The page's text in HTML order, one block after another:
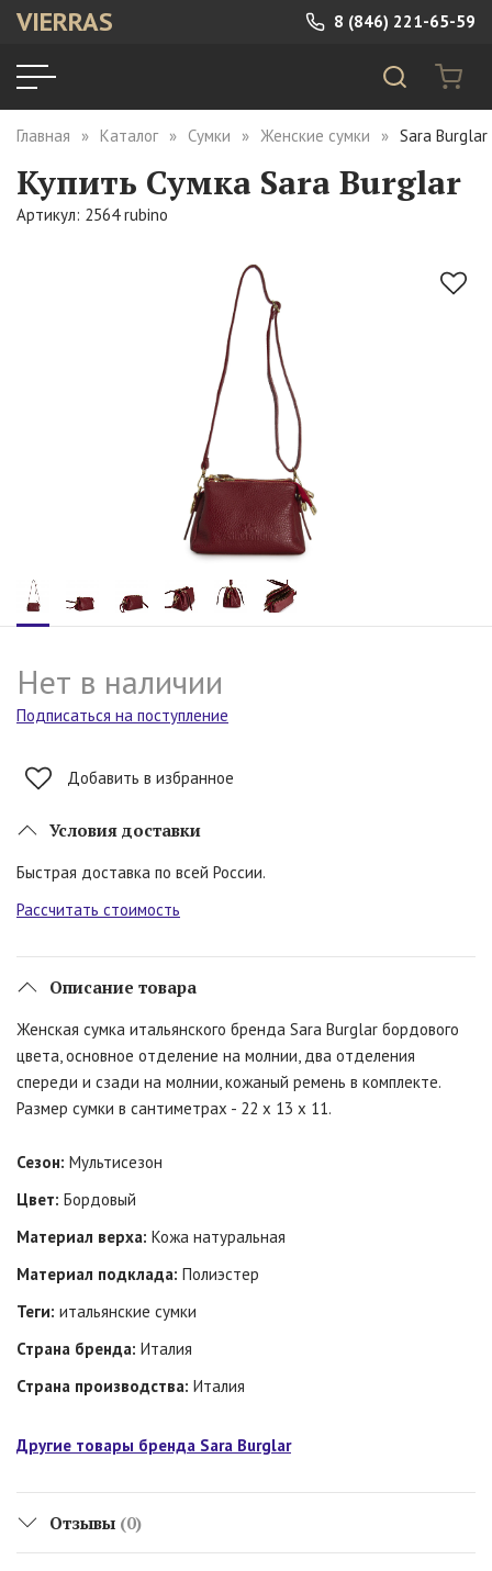
VIERRAS 8 (846) 221-65-59
Главная Каталог Сумки Женские сумки Sara
Купить Сумка Sara Burglar
Артикул: 2564 rubino
Нет в наличии
Подписаться на поступление
Добавить в избранное
Условия доставки
Быстрая доставка по всей России.
Рассчитать стоимость
Описание товара
Женская сумка итальянского бренда Sara Burglar бордового
цвета, основное отделение на молнии, два отделения
спереди и сзади на молнии, кожаный ремень в комплекте.
Размер сумки в сантиметрах - 22 x 13 x 11.
Сезон: Мультисезон
Цвет: Бордовый
Материал верха: Кожа натуральная
Материал подклада: Полиэстер
Теги: итальянские сумки
Страна бренда: Италия
Страна производства: Италия
Другие товары бренда Sara Burglar
Отзывы (0)